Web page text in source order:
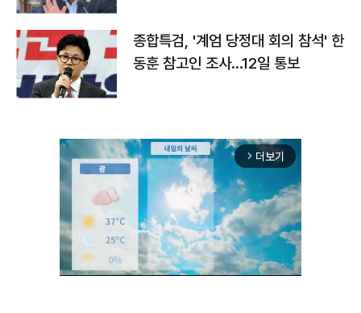
종합특검, '계엄 당정대 회의 참석' 한
동훈 참고인 조사...12일 통보
arrow_forward_ios 더보기